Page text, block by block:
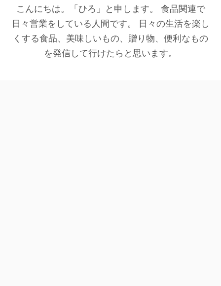
こんにちは。「ひろ」と申します。 食品関連で
日々営業をしている人間です。 日々の生活を楽し
くする食品、美味しいもの、贈り物、便利なもの
を発信して行けたらと思います。